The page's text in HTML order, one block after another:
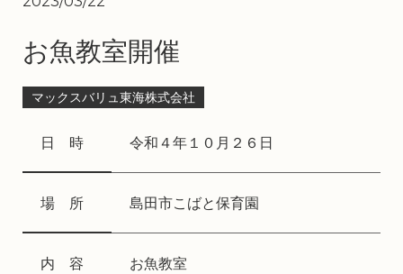
お魚教室開催
マックスバリュ東海株式会社
日 時 令和４年１０月２６日
場 所 島田市こばと保育園
内 容 お魚教室